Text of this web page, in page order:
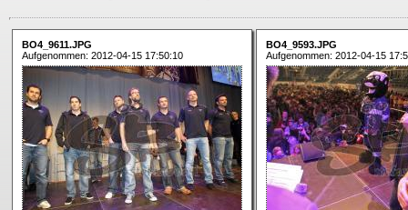
BO4_9611.JPG
Aufgenommen: 2012-04-15 17:50:10
BO4_9593.JPG
Aufgenommen: 2012-04-15